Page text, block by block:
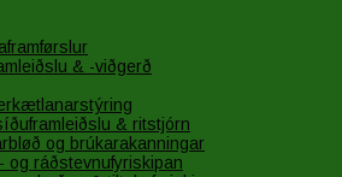
& -viðgerð
& ritstjórn
og brúkarakanningar
og ráðstevnufyriskipan